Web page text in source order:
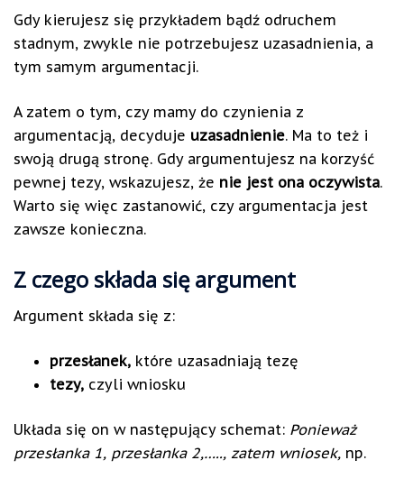
Gdy kierujesz się przykładem bądź odruchem
stadnym, zwykle nie potrzebujesz uzasadnienia, a
tym samym argumentacji.
A zatem o tym, czy mamy do czynienia z
argumentacją, decyduje uzasadnienie. Ma to też i
swoją drugą stronę. Gdy argumentujesz na korzyść
pewnej tezy, wskazujesz, że nie jest ona oczywista.
Warto się więc zastanowić, czy argumentacja jest
zawsze konieczna.
Z czego składa się argument
Argument składa się z:
przesłanek, które uzasadniają tezę
tezy, czyli wniosku
Układa się on w następujący schemat: Ponieważ
przesłanka 1, przesłanka 2,….., zatem wniosek, np.